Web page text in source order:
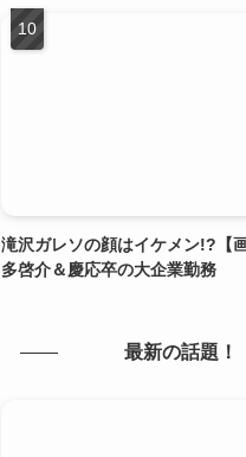
滝沢ガレソの顔はイケメン!?【
多啓介＆慶応卒の大企業勤務
最新の話題！